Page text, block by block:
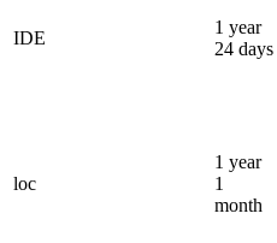
IDE
1 year
24 days
loc
1 year
1
month